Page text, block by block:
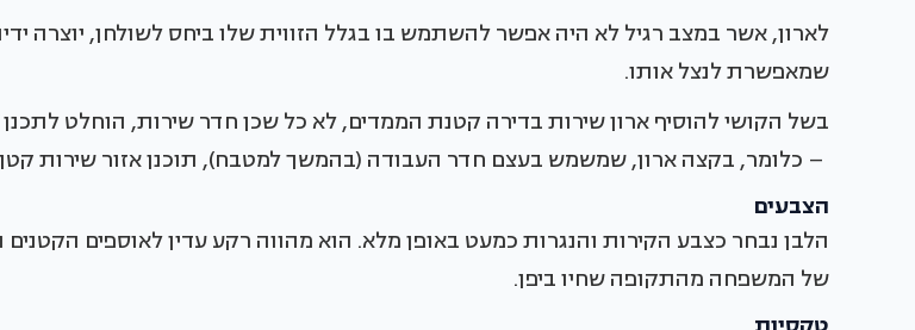
לארון, אשר במצב רגיל לא היה אפשר להשתמש בו בגלל הזווית שלו ביחס לשולחן, יוצרה
שמאפשרת לנצל אותו.
בשל הקושי להוסיף ארון שירות בדירה קטנת הממדים, לא כל שכן חדר שירות, הוחלט לתכנן
– כלומר, בקצה ארון, שמשמש בעצם חדר העבודה (בהמשך למטבח), תוכנן אזור שירות
הצבעים
הלבן נבחר כצבע הקירות והנגרות כמעט באופן מלא. הוא מהווה רקע עדין לאוספים הקטנים
של המשפחה מהתקופה שחיו ביפן.